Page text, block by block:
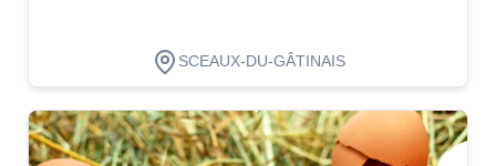
SCEAUX-DU-GÂTINAIS
Dégustation